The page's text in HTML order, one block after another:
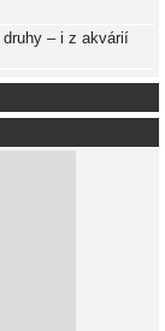
– i z akvárií